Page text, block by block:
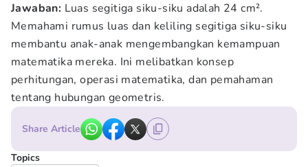
Jawaban: Luas segitiga siku-siku adalah 24 cm².
Memahami rumus luas dan keliling segitiga siku-siku
membantu anak-anak mengembangkan kemampuan
matematika mereka. Ini melibatkan konsep
perhitungan, operasi matematika, dan pemahaman
tentang hubungan geometris.
Share Article
Topics